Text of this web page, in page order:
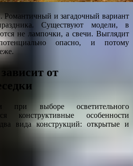
Романтичный и загадочный вариант
Существуют модели, в
не лампочки, а свечи. Выглядит
опасно, и потому
от
при выборе осветительного
конструктивные особенности
вида конструкций: открытые и